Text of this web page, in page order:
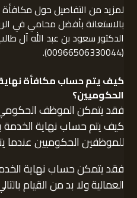
لمزيد من التفاصيل حول مكافأة
بالاستعانة بأفضل محامي في
الدكتور سعود بن عبد الله آل
(00966506330044).
كيف يتم حساب مكافأة
الحكوميين؟
فقد يتمكن الموظف
كيف يتم حساب نهاية الخدمة
للموظفين الحكوميين عندما
فقد يتمكن حساب نهاية
العمالية ولا بد من القيام